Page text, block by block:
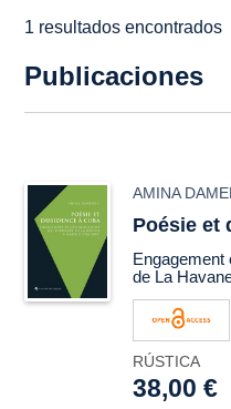
1 resultados encontrados
Publicaciones
AMINA
Poésie et
Engagement
de La
RÚSTICA
38,00 €